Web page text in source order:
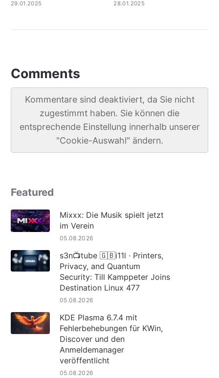
29.01.2025 28.01.2025
Comments
Kommentare sind deaktiviert, da Sie nicht
zugestimmt haben. Sie können die
entsprechende Einstellung innerhalb unserer
"Cookie-Auswahl" ändern.
Featured
Mixxx: Die Musik spielt jetzt
im Verein
05.08.2026
s3n📺tube 🇬🇧i11l · Printers,
Privacy, and Quantum
Security: Till Kamppeter Joins
Destination Linux 477
05.08.2026
KDE Plasma 6.7.4 mit
Fehlerbehebungen für KWin,
Discover und den
Anmeldemanager
veröffentlicht
05.08.2026